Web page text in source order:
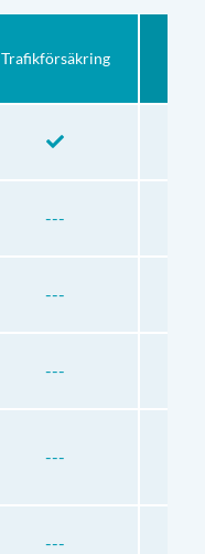
Trafikförsäkring
---
---
---
---
---